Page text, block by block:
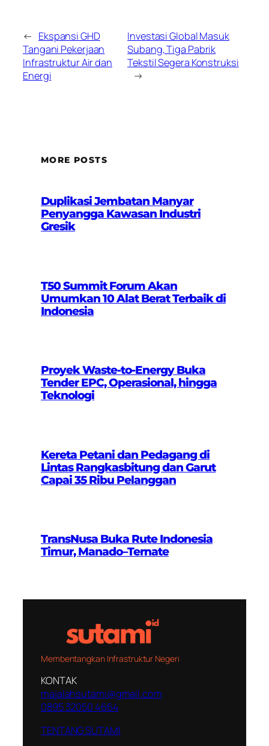
← Ekspansi GHD
Tangani Pekerjaan
Infrastruktur Air dan
Energi
Investasi Global Masuk
Subang, Tiga Pabrik
Tekstil Segera Konstruksi
→
MORE POSTS
Duplikasi Jembatan Manyar
Penyangga Kawasan Industri
Gresik
T50 Summit Forum Akan
Umumkan 10 Alat Berat Terbaik di
Indonesia
Proyek Waste-to-Energy Buka
Tender EPC, Operasional, hingga
Teknologi
Kereta Petani dan Pedagang di
Lintas Rangkasbitung dan Garut
Capai 35 Ribu Pelanggan
TransNusa Buka Rute Indonesia
Timur, Manado–Ternate
Membentangkan Infrastruktur Negeri
KONTAK
majalahsutami@gmail.com
0895 32050 4664
TENTANG SUTAMI